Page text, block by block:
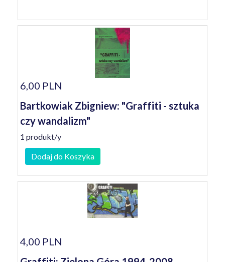
6,00 PLN
Bartkowiak Zbigniew: "Graffiti - sztuka
czy wandalizm"
1 produkt/y
Dodaj do Koszyka
4,00 PLN